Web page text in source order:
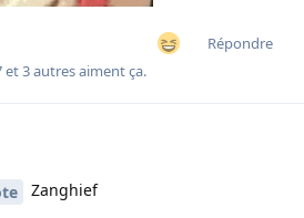
Répondre
et3autresaiment ça.
Zanghief